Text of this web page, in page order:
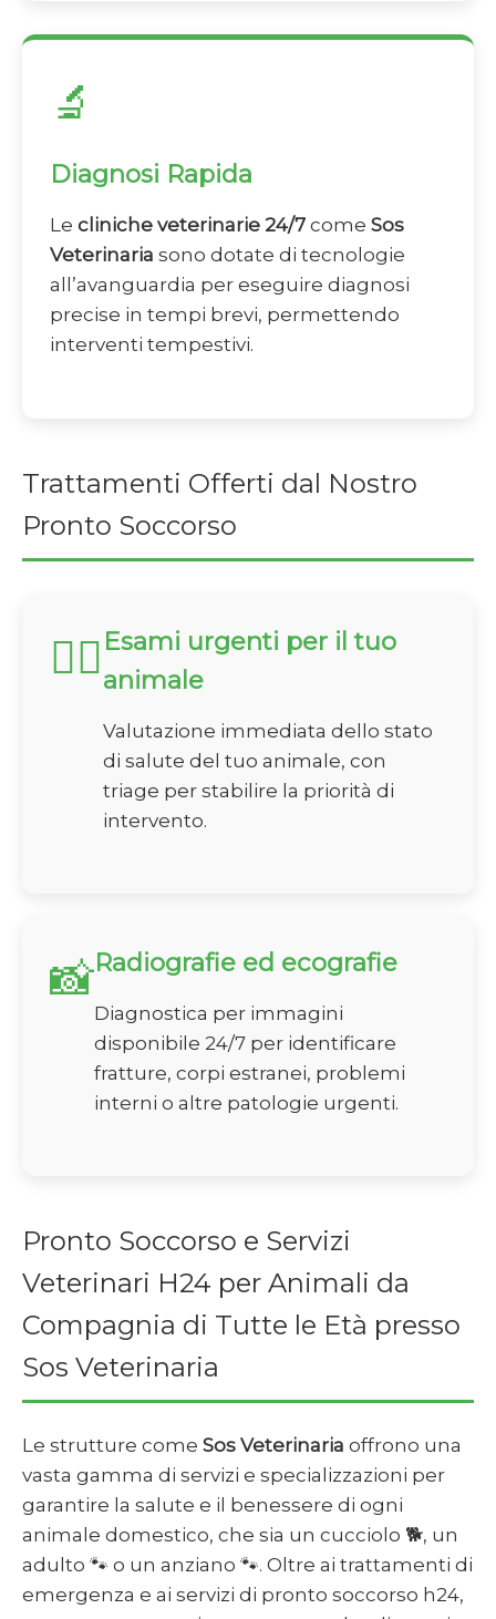
🔬
Diagnosi Rapida
Le cliniche veterinarie 24/7 come Sos
Veterinaria sono dotate di tecnologie
all’avanguardia per eseguire diagnosi
precise in tempi brevi, permettendo
interventi tempestivi.
Trattamenti Offerti dal Nostro
Pronto Soccorso
🏃‍♂️ Esami urgenti per il tuo
animale
Valutazione immediata dello stato
di salute del tuo animale, con
triage per stabilire la priorità di
intervento.
📸Radiografie ed ecografie
Diagnostica per immagini
disponibile 24/7 per identificare
fratture, corpi estranei, problemi
interni o altre patologie urgenti.
Pronto Soccorso e Servizi
Veterinari H24 per Animali da
Compagnia di Tutte le Età presso
Sos Veterinaria
Le strutture come Sos Veterinaria offrono una
vasta gamma di servizi e specializzazioni per
garantire la salute e il benessere di ogni
animale domestico, che sia un cucciolo 🐕, un
adulto 🐾 o un anziano 🐾. Oltre ai trattamenti di
emergenza e ai servizi di pronto soccorso h24,